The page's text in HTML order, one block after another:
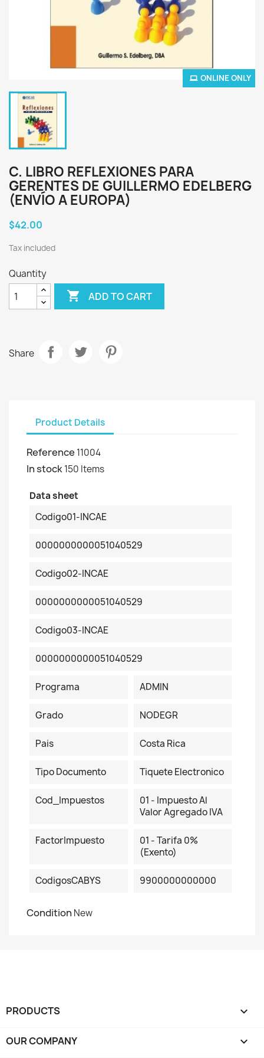
ONLINE ONLY
C. LIBRO REFLEXIONES PARA
GERENTES DE GUILLERMO EDELBERG
(ENVÍO A EUROPA)
$42.00
Tax included
Quantity
 ADD TO CART
Share
Product Details
Reference 11004
In stock150 Items
Data sheet
Codigo01-INCAE
0000000000051040529
Codigo02-INCAE
0000000000051040529
Codigo03-INCAE
0000000000051040529
Programa ADMIN
Grado NODEGR
Pais Costa Rica
Tipo Documento Tiquete Electronico
Cod_Impuestos
01 - Impuesto Al
Valor Agregado IVA
FactorImpuesto
01 - Tarifa 0%
(Exento)
CodigosCABYS 9900000000000
Condition New
PRODUCTS 
OUR COMPANY 